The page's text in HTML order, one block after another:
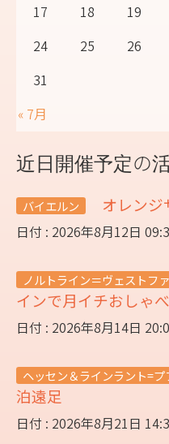
17
18 19
24
25 26
31
« 7月
近日開催予定の
バイエルン オレンジ
日付 : 2026年8月12日
ノルトライン＝ヴェストフ
インで月イチおしゃ
日付 : 2026年8月14日
ヘッセン＆ラインラント=プ
泊遠足
日付 : 2026年8月21日